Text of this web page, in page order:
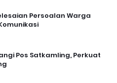
Persoalan Warga
Pos Satkamling, Perkuat